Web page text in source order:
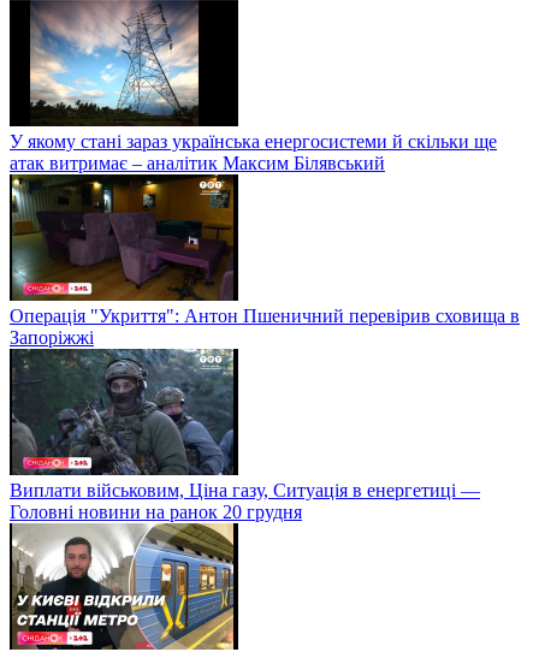
У якому стані зараз українська енергосистеми й скільки ще
атак витримає – аналітик Максим Білявський
Операція "Укриття": Антон Пшеничний перевірив сховища в
Запоріжжі
Виплати військовим, Ціна газу, Ситуація в енергетиці —
Головні новини на ранок 20 грудня